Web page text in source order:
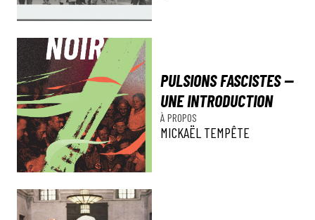
PULSIONS FASCISTES —
UNE INTRODUCTION
À PROPOS
MICKAËL TEMPÊTE